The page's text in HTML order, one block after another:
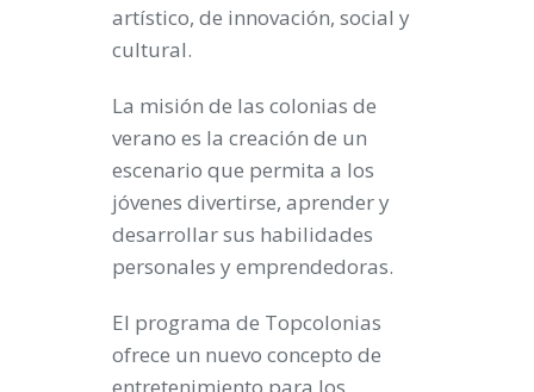
artístico, de innovación, social y
cultural.
La misión de las colonias de
verano es la creación de un
escenario que permita a los
jóvenes divertirse, aprender y
desarrollar sus habilidades
personales y emprendedoras.
El programa de Topcolonias
ofrece un nuevo concepto de